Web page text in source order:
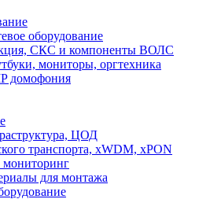
оборудование
СКС и компоненты ВОЛС
мониторы, оргтехника
домофония
ЦОД
транспорта, xWDM, xPON
мониторинг
для монтажа